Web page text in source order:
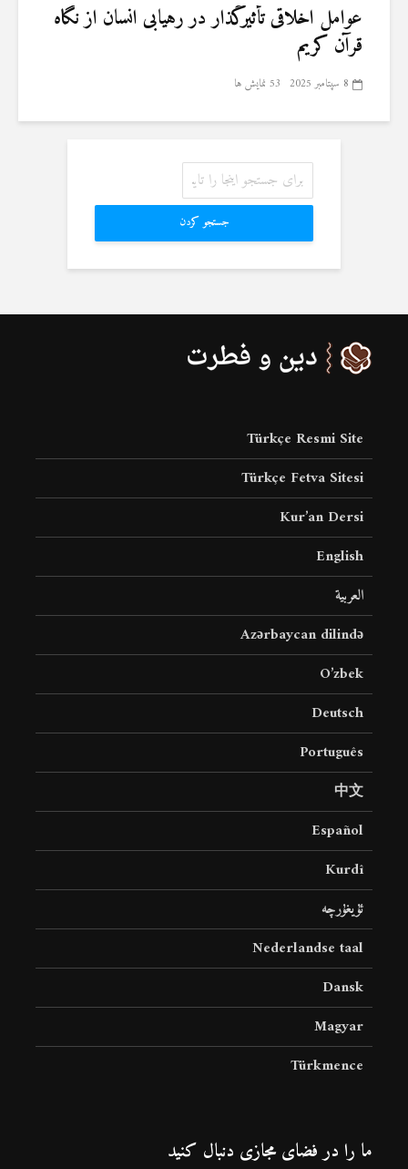
عوامل اخلاقی تأثیرگذار در رهیابی انسان از نگاه
قرآن کریم
8 سپتامبر 2025 53 نمایش ها
جستجو کردن
Türkçe Resmi Site
Türkçe Fetva Sitesi
Kur’an Dersi
English
العربية
Azərbaycan dilində
O’zbek
Deutsch
Português
中文
Español
Kurdî
ئۇيغۇرچە
Nederlandse taal
Dansk
Magyar
Türkmence
ما را در فضای مجازی دنبال کنید